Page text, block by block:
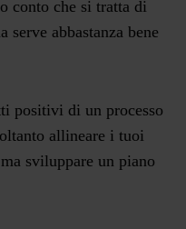
conto che si tratta di
serve abbastanza bene
positivi di un processo
allineare i tuoi
sviluppare un piano